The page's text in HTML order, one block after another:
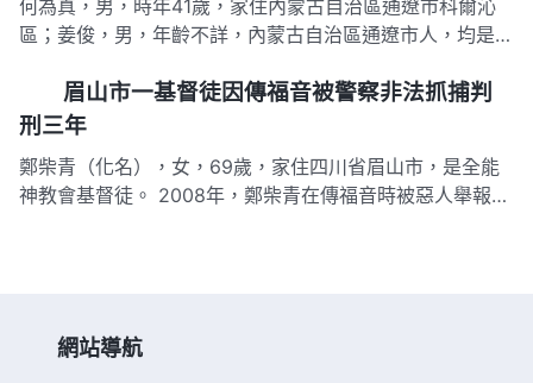
何為真，男，時年41歲，家住內蒙古自治區通遼市科爾沁
區；姜俊，男，年齡不詳，內蒙古自治區通遼市人，均是全
姜俊在內蒙古赤峰市某旗的出租屋被警察強行抓捕，並被沒
收傳福音書籍、CD機、CD光盤若干、何為真的戶口本。
眉山市一基督徒因傳福音被警察非法抓捕判
刑三年
鄭柴青（化名），女，69歲，家住四川省眉山市，是全能
神教會基督徒。 2008年，鄭柴青在傳福音時被惡人舉報。
網站導航